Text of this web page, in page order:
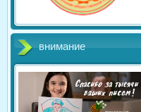
внимание